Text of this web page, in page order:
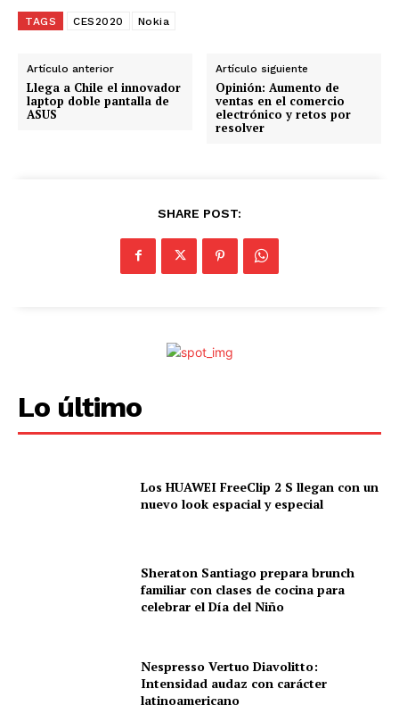
g
n
d
o
TAGS CES2020 Nokia
Artículo anterior
Llega a Chile el innovador
laptop doble pantalla de
ASUS
Artículo siguiente
Opinión: Aumento de
ventas en el comercio
electrónico y retos por
resolver
SHARE POST:
Lo último
Los HUAWEI FreeClip 2 S llegan con un
nuevo look espacial y especial
Sheraton Santiago prepara brunch
familiar con clases de cocina para
celebrar el Día del Niño
Nespresso Vertuo Diavolitto:
Intensidad audaz con carácter
latinoamericano